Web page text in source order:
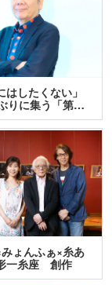
はしたくない」
に集う「第…
ょんふぁ×糸あ
一糸座 創作